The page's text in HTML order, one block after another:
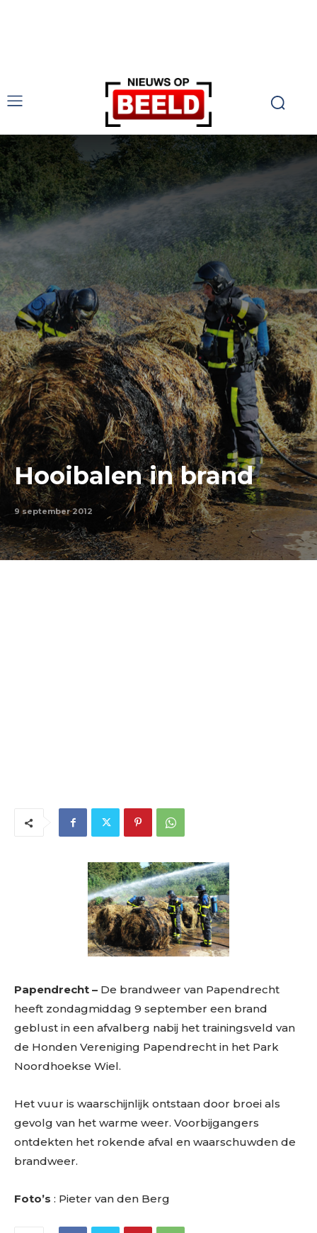
Hooibalen in brand
9 september 2012
Papendrecht – De brandweer van Papendrecht
heeft zondagmiddag 9 september een brand
geblust in een afvalberg nabij het trainingsveld van
de Honden Vereniging Papendrecht in het Park
Noordhoekse Wiel.
Het vuur is waarschijnlijk ontstaan door broei als
gevolg van het warme weer. Voorbijgangers
ontdekten het rokende afval en waarschuwden de
brandweer.
Foto’s : Pieter van den Berg